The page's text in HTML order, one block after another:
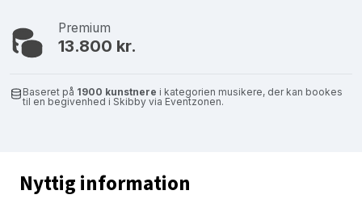
Premium
13.800 kr.
Baseret på 1900 kunstnere i kategorien musikere, der kan bookes
til en begivenhed i Skibby via Eventzonen.
Nyttig information